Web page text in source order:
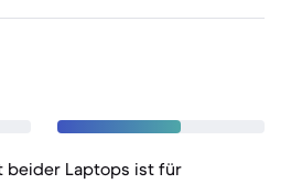
beider Laptops ist für